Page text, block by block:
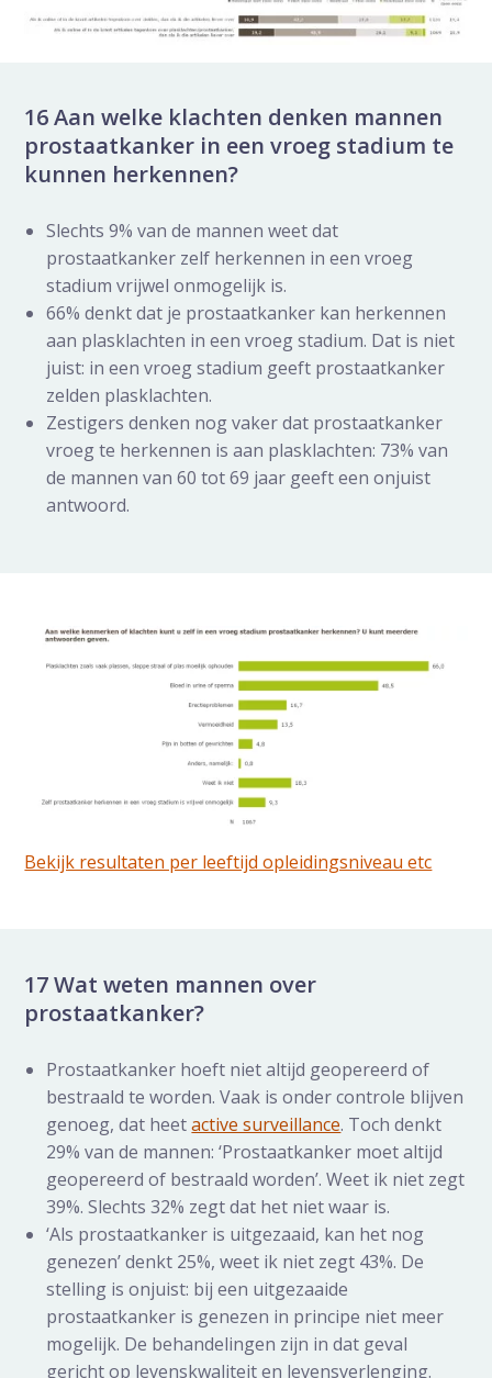
16 Aan welke klachten denken mannen
prostaatkanker in een vroeg stadium te
kunnen herkennen?
Slechts 9% van de mannen weet dat
prostaatkanker zelf herkennen in een vroeg
stadium vrijwel onmogelijk is.
66% denkt dat je prostaatkanker kan herkennen
aan plasklachten in een vroeg stadium. Dat is niet
juist: in een vroeg stadium geeft prostaatkanker
zelden plasklachten.
Zestigers denken nog vaker dat prostaatkanker
vroeg te herkennen is aan plasklachten: 73% van
de mannen van 60 tot 69 jaar geeft een onjuist
antwoord.
Bekijk resultaten per leeftijd opleidingsniveau etc
17 Wat weten mannen over
prostaatkanker?
Prostaatkanker hoeft niet altijd geopereerd of
bestraald te worden. Vaak is onder controle blijven
genoeg, dat heetactive surveillance. Toch denkt
29% van de mannen: ‘Prostaatkanker moet altijd
geopereerd of bestraald worden’. Weet ik niet zegt
39%. Slechts 32% zegt dat het niet waar is.
‘Als prostaatkanker is uitgezaaid, kan het nog
genezen’ denkt 25%, weet ik niet zegt 43%. De
stelling is onjuist: bij een uitgezaaide
prostaatkanker is genezen in principe niet meer
mogelijk. De behandelingen zijn in dat geval
gericht op levenskwaliteit en levensverlenging.